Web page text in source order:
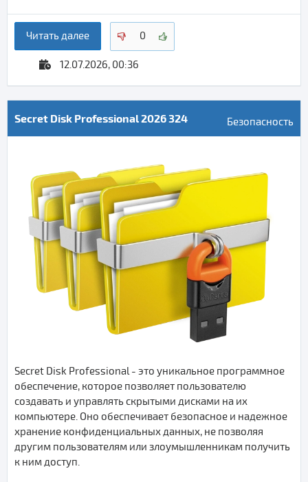
Читать далее 0
12.07.2026, 00:36
Secret Disk Professional 2026 324 Безопасность
Secret Disk Professional - это уникальное программное
обеспечение, которое позволяет пользователю
создавать и управлять скрытыми дисками на их
компьютере. Оно обеспечивает безопасное и надежное
хранение конфиденциальных данных, не позволяя
другим пользователям или злоумышленникам получить
к ним доступ.